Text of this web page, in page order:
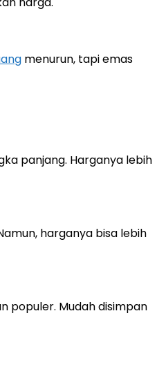
menurun, tapi emas
panjang. Harganya lebih
harganya bisa lebih
populer. Mudah disimpan